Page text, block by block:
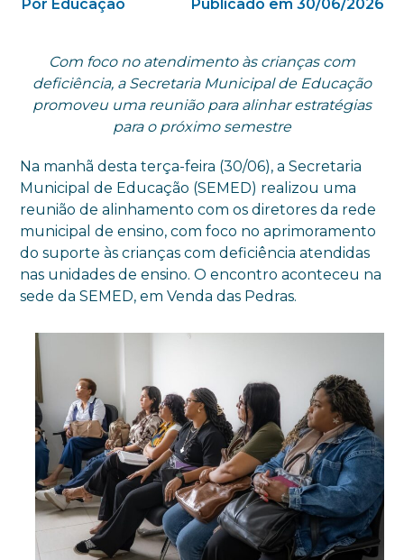
Por Educação Publicado em 30/06/2026
Com foco no atendimento às crianças com
deficiência, a Secretaria Municipal de Educação
promoveu uma reunião para alinhar estratégias
para o próximo semestre
Na manhã desta terça-feira (30/06), a Secretaria
Municipal de Educação (SEMED) realizou uma
reunião de alinhamento com os diretores da rede
municipal de ensino, com foco no aprimoramento
do suporte às crianças com deficiência atendidas
nas unidades de ensino. O encontro aconteceu na
sede da SEMED, em Venda das Pedras.